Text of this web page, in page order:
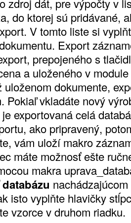
zdroj dát, pre výpočty v
do ktorej sú pridávané,
V tomto liste si
Export
prepojeného s
a uloženého v
dokumente,
Pokiaľ vkladáte nový
exportovaná celá
ako pripravený,
vám uloží makro
máte možnosť ešte
makra
isto vyplňte hlavičky
vzorce v druhom riadku.